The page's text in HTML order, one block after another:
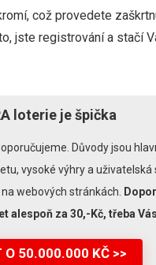
což provedete
jste registrování a stačí
O 50.000.000 KČ >>
loterie je špička
Důvody jsou
vysoké výhry a uživatelská
webových stránkách.
alespoň za 30,-Kč, třeba